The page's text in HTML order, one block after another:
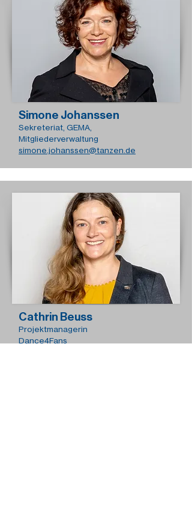
Simone Johanssen
Sekreteriat, GEMA,
Mitgliederverwaltung
simone.johanssen@tanzen.de
Cathrin Beuss
Projektmanagerin
Dance4Fans